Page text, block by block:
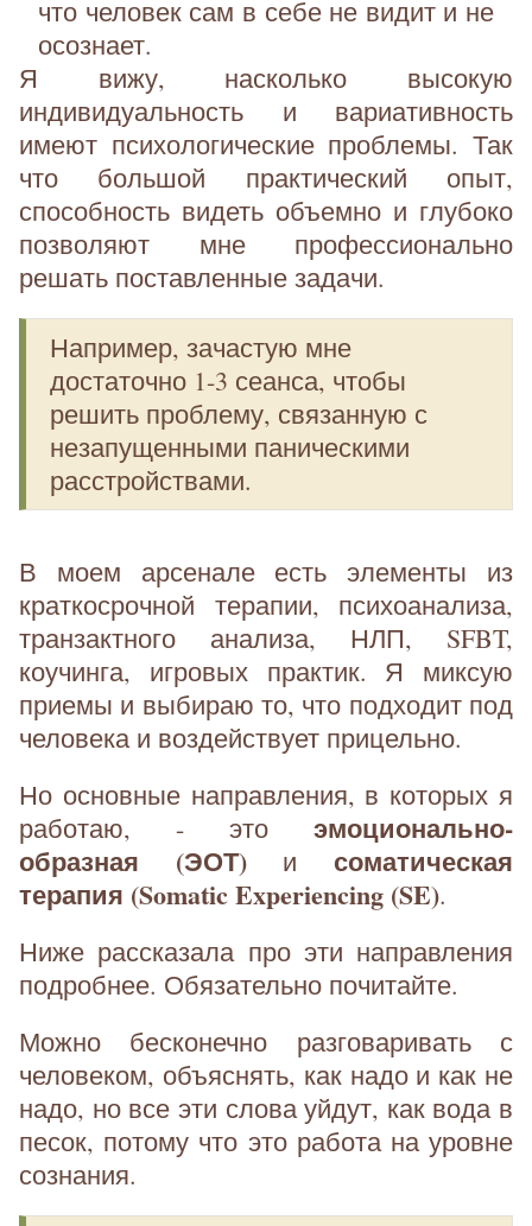
что человек сам в себе не видит и не
осознает.
Я вижу, насколько высокую
индивидуальность и вариативность
имеют психологические проблемы. Так
что большой практический опыт,
способность видеть объемно и глубоко
позволяют мне профессионально
решать поставленные задачи.
Например, зачастую мне
достаточно 1-3 сеанса, чтобы
решить проблему, связанную с
незапущенными паническими
расстройствами.
В моем арсенале есть элементы из
краткосрочной терапии, психоанализа,
транзактного анализа, НЛП, SFBT,
коучинга, игровых практик. Я миксую
приемы и выбираю то, что подходит под
человека и воздействует прицельно.
Но основные направления, в которых я
работаю, - это эмоционально-
образная (ЭОТ)и соматическая
терапия (Somatic Experiencing (SE).
Ниже рассказала про эти направления
подробнее. Обязательно почитайте.
Можно бесконечно разговаривать с
человеком, объяснять, как надо и как не
надо, но все эти слова уйдут, как вода в
песок, потому что это работа на уровне
сознания.